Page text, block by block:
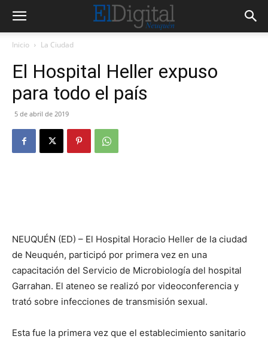
Inicio La Ciudad
El Hospital Heller expuso
para todo el país
5 de abril de 2019
NEUQUÉN (ED) – El Hospital Horacio Heller de la ciudad
de Neuquén, participó por primera vez en una
capacitación del Servicio de Microbiología del hospital
Garrahan. El ateneo se realizó por videoconferencia y
trató sobre infecciones de transmisión sexual.
Esta fue la primera vez que el establecimiento sanitario